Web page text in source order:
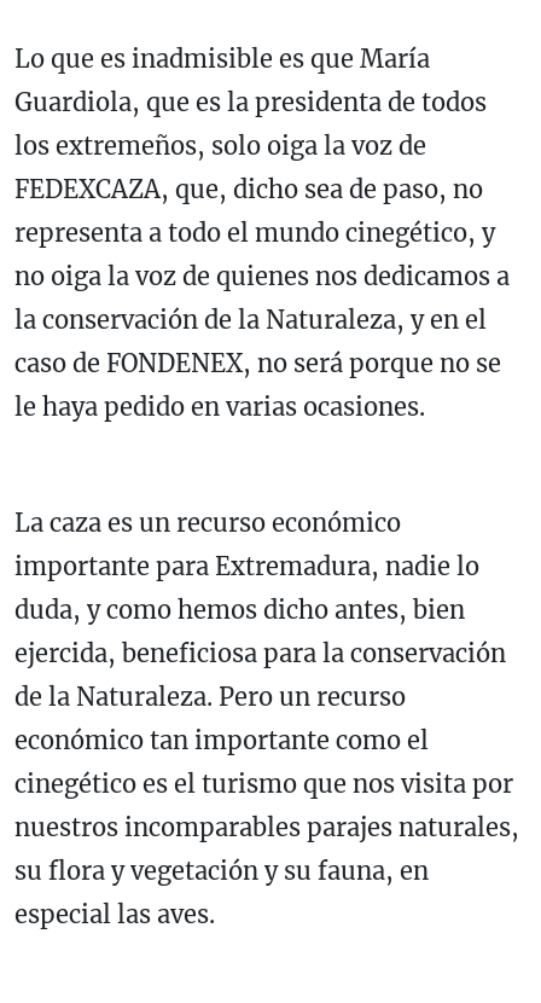
Lo que es inadmisible es que María
Guardiola, que es la presidenta de todos
los extremeños, solo oiga la voz de
FEDEXCAZA, que, dicho sea de paso, no
representa a todo el mundo cinegético, y
no oiga la voz de quienes nos dedicamos a
la conservación de la Naturaleza, y en el
caso de FONDENEX, no será porque no se
le haya pedido en varias ocasiones.
La caza es un recurso económico
importante para Extremadura, nadie lo
duda, y como hemos dicho antes, bien
ejercida, beneficiosa para la conservación
de la Naturaleza. Pero un recurso
económico tan importante como el
cinegético es el turismo que nos visita por
nuestros incomparables parajes naturales,
su flora y vegetación y su fauna, en
especial las aves.